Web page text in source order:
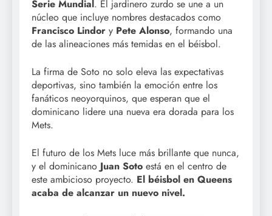
Serie Mundial. El jardinero zurdo se une a un
núcleo que incluye nombres destacados como
Francisco Lindor y Pete Alonso, formando una
de las alineaciones más temidas en el béisbol.
La firma de Soto no solo eleva las expectativas
deportivas, sino también la emoción entre los
fanáticos neoyorquinos, que esperan que el
dominicano lidere una nueva era dorada para los
Mets.
El futuro de los Mets luce más brillante que nunca,
y el dominicano Juan Soto está en el centro de
este ambicioso proyecto. El béisbol en Queens
acaba de alcanzar un nuevo nivel.